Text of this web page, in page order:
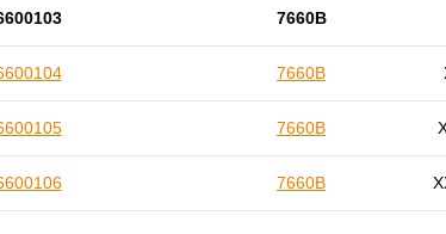
7660B
7660B
7660B
7660B